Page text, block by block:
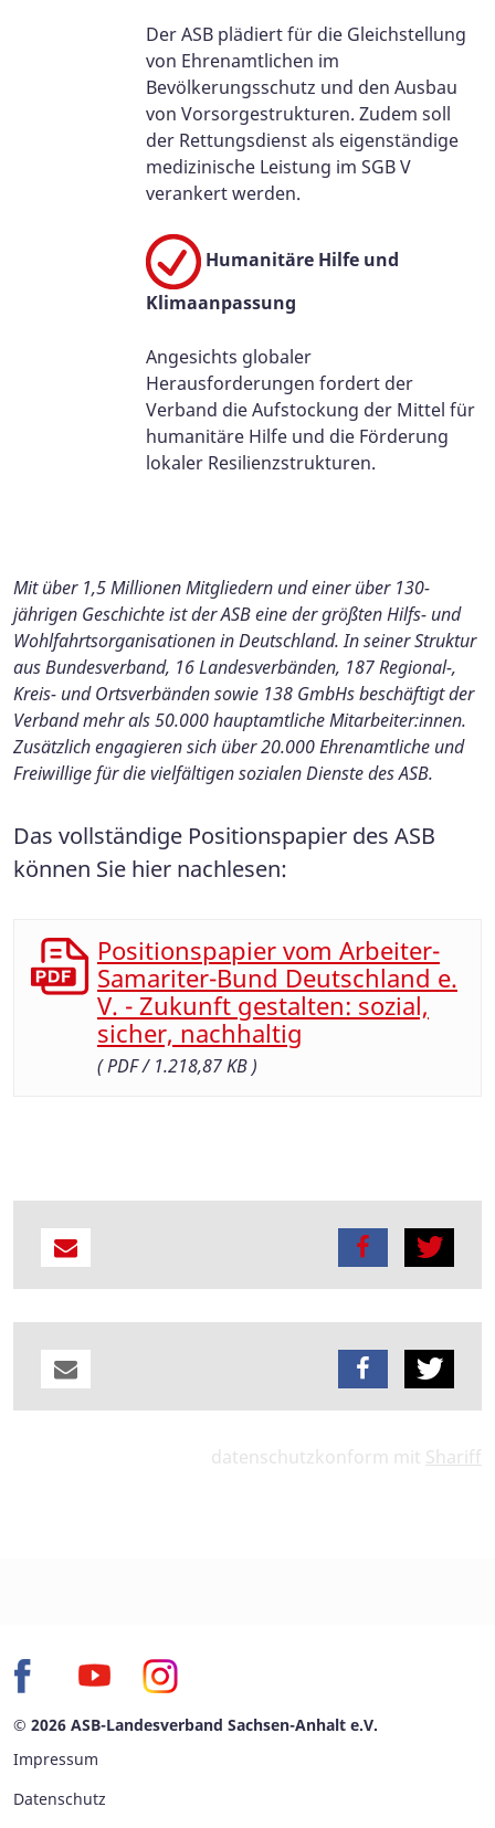
Der ASB plädiert für die Gleichstellung
von Ehrenamtlichen im
Bevölkerungsschutz und den Ausbau
von Vorsorgestrukturen. Zudem soll
der Rettungsdienst als eigenständige
medizinische Leistung im SGB V
verankert werden.
Humanitäre Hilfe und
Klimaanpassung
Angesichts globaler
Herausforderungen fordert der
Verband die Aufstockung der Mittel für
humanitäre Hilfe und die Förderung
lokaler Resilienzstrukturen.
Mit über 1,5 Millionen Mitgliedern und einer über 130-
jährigen Geschichte ist der ASB eine der größten Hilfs- und
Wohlfahrtsorganisationen in Deutschland. In seiner Struktur
aus Bundesverband, 16 Landesverbänden, 187 Regional-,
Kreis- und Ortsverbänden sowie 138 GmbHs beschäftigt der
Verband mehr als 50.000 hauptamtliche Mitarbeiter:innen.
Zusätzlich engagieren sich über 20.000 Ehrenamtliche und
Freiwillige für die vielfältigen sozialen Dienste des ASB.
Das vollständige Positionspapier des ASB
können Sie hier nachlesen:
Positionspapier vom Arbeiter-
Samariter-Bund Deutschland e.
V. - Zukunft gestalten: sozial,
sicher, nachhaltig
( PDF / 1.218,87 KB )
datenschutzkonform mit Shariff
© 2026 ASB-Landesverband Sachsen-Anhalt e.V.
Impressum
Datenschutz